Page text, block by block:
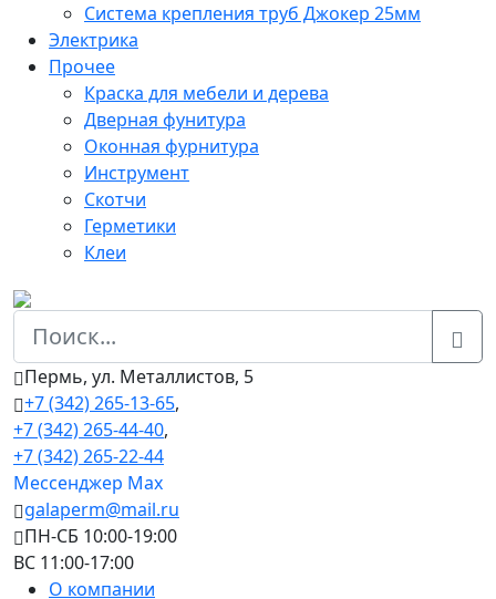
Система крепления труб Джокер 25мм
Электрика
Прочее
Краска для мебели и дерева
Дверная фунитура
Оконная фурнитура
Инструмент
Скотчи
Герметики
Клеи
Пермь, ул. Металлистов, 5
+7 (342) 265-13-65,
+7 (342) 265-44-40,
+7 (342) 265-22-44
Мессенджер Мах
galaperm@mail.ru
ПН-СБ 10:00-19:00
ВС 11:00-17:00
О компании